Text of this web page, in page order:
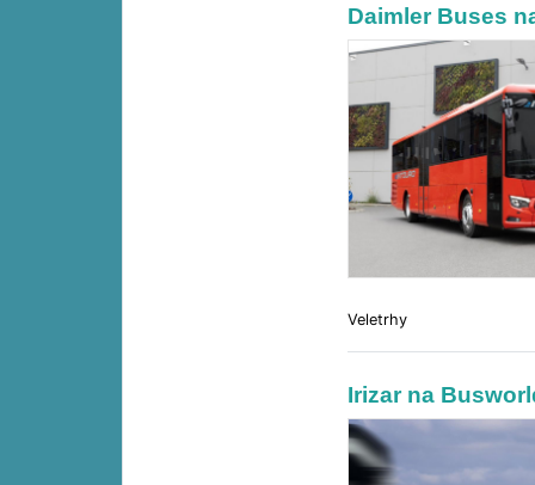
Daimler Buses
Veletrhy
Irizar na